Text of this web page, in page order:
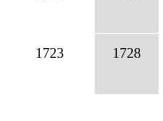
1723 1728